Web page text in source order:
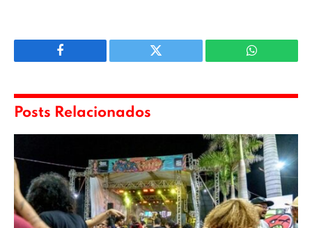
Facebook Twitter WhatsApp
Posts Relacionados